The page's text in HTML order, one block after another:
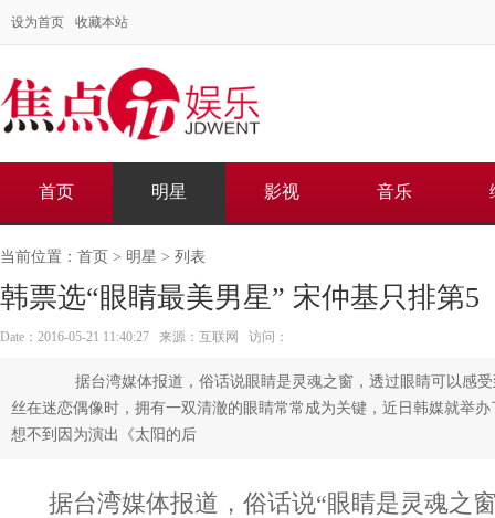
设为首页 收藏本站
首页 明星 影视 音乐
当前位置： 首页 > 明星 > 列表
韩票选“眼睛最美男星” 宋仲基只排第5
Date：2016-05-21 11:40:27 来源：互联网 访问：
据台湾媒体报道，俗话说眼睛是灵魂之窗，透过眼睛可以感受
丝在迷恋偶像时，拥有一双清澈的眼睛常常成为关键，近日韩媒就举
想不到因为演出《太阳的后
据台湾媒体报道，俗话说“眼睛是灵魂之